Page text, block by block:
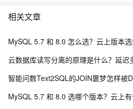
相关文章
MySQL 5.7 和 8.0 怎么选？云上版本
智能问数Text2SQL的JOIN噩梦怎样被
MySQL 5.7 和 8.0 选哪个版本？云上有